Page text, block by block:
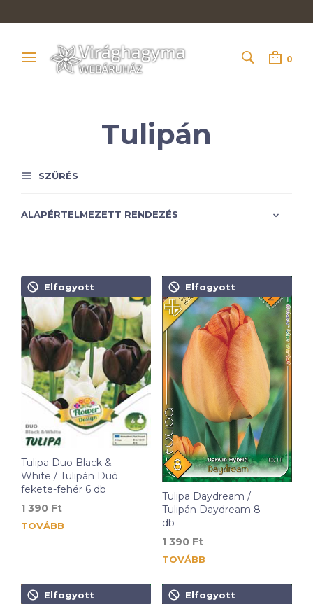
0
Tulipán
SZŰRÉS
Tulipa Duo Black &
White / Tulipán Duó
fekete-fehér 6 db
1 390 Ft
Elfogyott
TOVÁBB
Tulipa Daydream /
Tulipán Daydream 8
db
1 390 Ft
Elfogyott
TOVÁBB
Elfogyott Elfogyott